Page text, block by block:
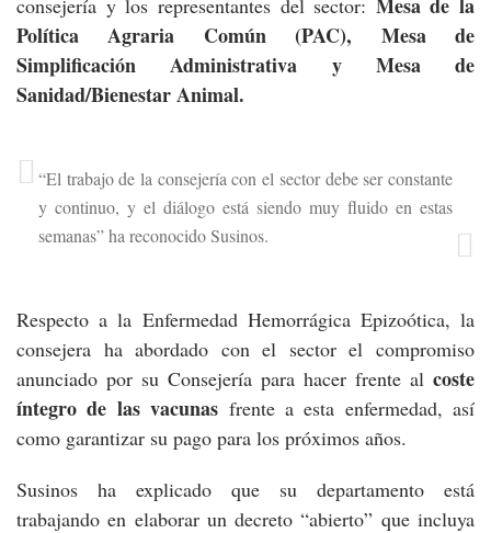
Política Agraria Común (PAC), Mesa de
Simplificación Administrativa y Mesa de
Sanidad/Bienestar Animal.
“El trabajo de la consejería con el sector debe ser constante
y continuo, y el diálogo está siendo muy fluido en estas
semanas” ha reconocido Susinos.
Respecto a la Enfermedad Hemorrágica Epizoótica, la
consejera ha abordado con el sector el compromiso
anunciado por su Consejería para hacer frente al coste
íntegro de las vacunas frente a esta enfermedad, así
como garantizar su pago para los próximos años.
Susinos ha explicado que su departamento está
trabajando en elaborar un decreto “abierto” que incluya